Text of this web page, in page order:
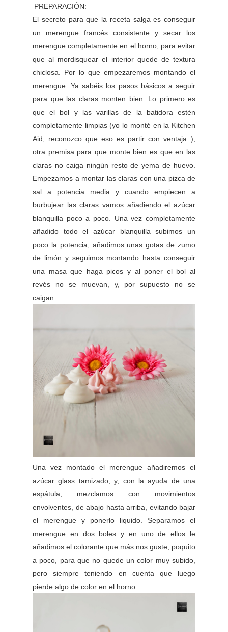
PREPARACIÓN:
El secreto para que la receta salga es conseguir
un merengue francés consistente y secar los
merengue completamente en el horno, para evitar
que al mordisquear el interior quede de textura
chiclosa. Por lo que empezaremos montando el
merengue. Ya sabéis los pasos básicos a seguir
para que las claras monten bien. Lo primero es
que el bol y las varillas de la batidora estén
completamente limpias (yo lo monté en la Kitchen
Aid, reconozco que eso es partir con ventaja..),
otra premisa para que monte bien es que en las
claras no caiga ningún resto de yema de huevo.
Empezamos a montar las claras con una pizca de
sal a potencia media y cuando empiecen a
burbujear las claras vamos añadiendo el azúcar
blanquilla poco a poco. Una vez completamente
añadido todo el azúcar blanquilla subimos un
poco la potencia, añadimos unas gotas de zumo
de limón y seguimos montando hasta conseguir
una masa que haga picos y al poner el bol al
revés no se muevan, y, por supuesto no se
caigan.
Una vez montado el merengue añadiremos el
azúcar glass tamizado, y, con la ayuda de una
espátula, mezclamos con movimientos
envolventes, de abajo hasta arriba, evitando bajar
el merengue y ponerlo liquido. Separamos el
merengue en dos boles y en uno de ellos le
añadimos el colorante que más nos guste, poquito
a poco, para que no quede un color muy subido,
pero siempre teniendo en cuenta que luego
pierde algo de color en el horno.